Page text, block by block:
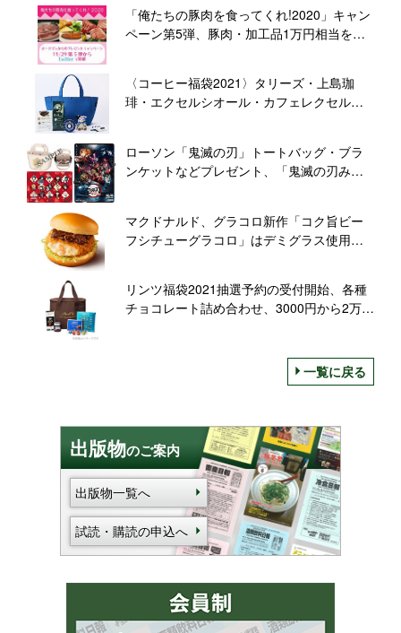
「俺たちの豚肉を食ってくれ!2020」キャン
ペーン第5弾、豚肉・加工品1万円相当をプ
〈コーヒー福袋2021〉タリーズ・上島珈
琲・エクセルシオール・カフェレクセル、
ローソン「鬼滅の刃」トートバッグ・ブラ
ンケットなどプレゼント、「鬼滅の刃みか
マクドナルド、グラコロ新作「コク旨ビー
フシチューグラコロ」はデミグラス使用、
リンツ福袋2021抽選予約の受付開始、各種
チョコレート詰め合わせ、3000円から2万円
一覧に戻る
出版物のご案内
出版物一覧へ
試読・購読の申込へ